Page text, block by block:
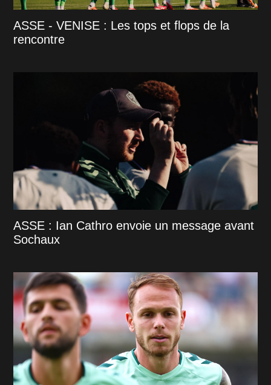
ASSE - VENISE : Les tops et flops de la
rencontre
ASSE : Ian Cathro envoie un message avant
Sochaux